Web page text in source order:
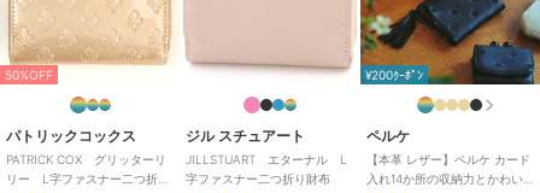
二つ折り財布・三つ折り財布
本革/かぶせ式
50%OFF
パトリックコックス
PATRICK COX グリッターリ
リー L字ファスナー二つ折り
ジル スチュアート
JILLSTUART エターナル L
字ファスナー二つ折り財布
¥200ｸｰﾎﾟﾝ
ペルケ
【本革 レザー】ペルケ カード
入れ14か所の収納力とかわい